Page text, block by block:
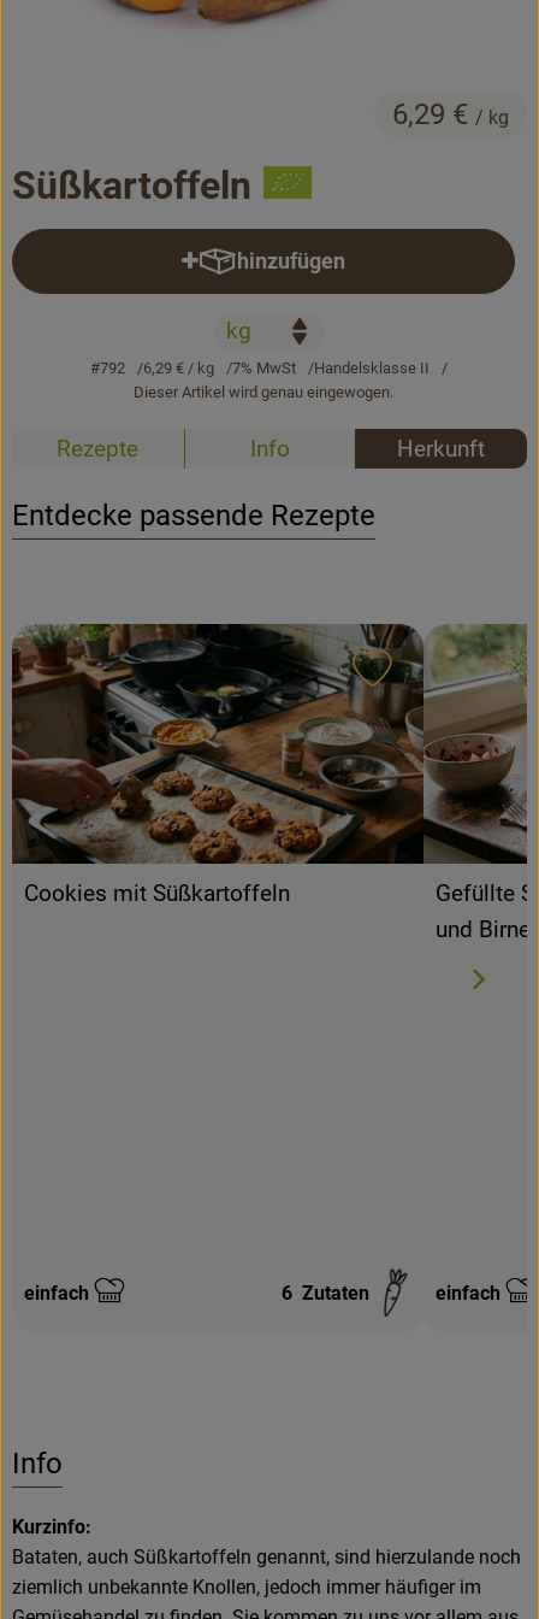
Drogerie
Getränke
Unser Lieferservice
Service
Süßkartoffeln
6,29 € / kg
hinzufügen
Produkt zum Warenkorb
#792 6,29 € / kg 7% MwSt
Handelsklasse II
Dieser Artikel wird genau eingewogen.
Rezepte Info Herkunft
Entdecke passende Rezepte
Cookies mit Süßkartoffeln
Schwierigkeit:
einfach 6 Zutaten
Rezept zu
Gefüllte
und Birne
einfach
Info
Kurzinfo:
Bataten, auch Süßkartoffeln genannt, sind hierzulande noch
ziemlich unbekannte Knollen, jedoch immer häufiger im